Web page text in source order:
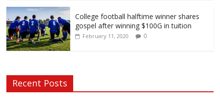
College football halftime winner shares
gospel after winning $100G in tuition
February 11, 2020 0
Recent Posts